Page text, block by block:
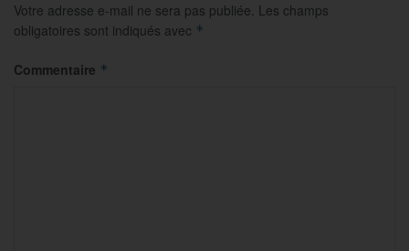
Votre adresse e-mail ne sera pas publiée. Les champs
obligatoires sont indiqués avec *
Commentaire *